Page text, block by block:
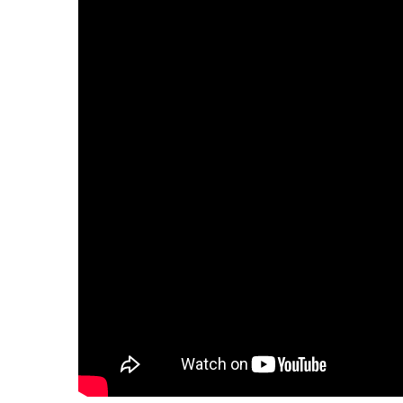
Forgot to have a good time, boy
You can take it all these spaces
Never keeping it real